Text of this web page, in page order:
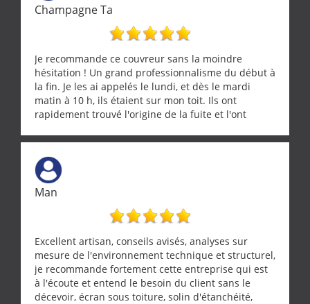
Champagne Ta
Je recommande ce couvreur sans la moindre
hésitation ! Un grand professionnalisme du début à
la fin. Je les ai appelés le lundi, et dès le mardi
matin à 10 h, ils étaient sur mon toit. Ils ont
rapidement trouvé l'origine de la fuite et l'ont
Une équipe sérieuse, réactive et compétente. C'est
vraiment rassurant de pouvoir compter sur des
artisans aussi professionnels. Merci encore !
Man
Excellent artisan, conseils avisés, analyses sur
mesure de l'environnement technique et structurel,
je recommande fortement cette entreprise qui est
à l'écoute et entend le besoin du client sans le
décevoir, écran sous toiture, solin d'étanchéité,